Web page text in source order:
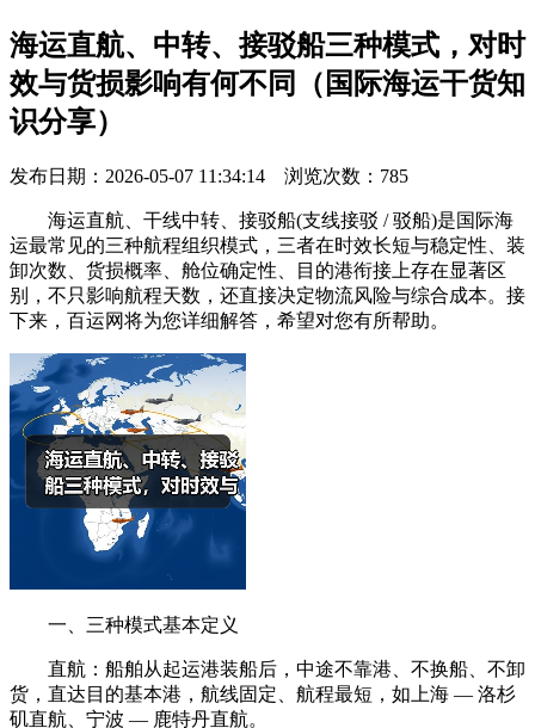
海运直航、中转、接驳船三种模式，对时
效与货损影响有何不同（国际海运干货知
识分享）
发布日期：2026-05-07 11:34:14 浏览次数： 785
海运直航、干线中转、接驳船(支线接驳 / 驳船)是国际海
运最常见的三种航程组织模式，三者在时效长短与稳定性、装
卸次数、货损概率、舱位确定性、目的港衔接上存在显著区
别，不只影响航程天数，还直接决定物流风险与综合成本。接
下来，百运网将为您详细解答，希望对您有所帮助。
一、三种模式基本定义
直航：船舶从起运港装船后，中途不靠港、不换船、不卸
货，直达目的基本港，航线固定、航程最短，如上海 — 洛杉
矶直航、宁波 — 鹿特丹直航。